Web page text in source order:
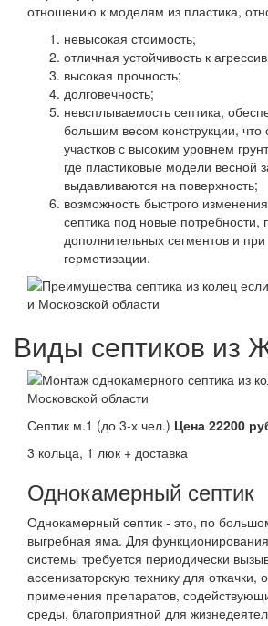
отношению к моделям из пластика,
невысокая стоимость;
отличная устойчивость к
высокая прочность;
долговечность;
невсплываемость септика,
большим весом конструкции, что
участков с высоким уровнем
где пластиковые модели весной
выдавливаются на поверхность;
возможность быстрого
септика под новые потребности,
дополнительных сегментов и
герметизации.
Виды септиков из
Септик м.1 (до 3-х чел.) Цена 22200
3 кольца, 1 люк + доставка
Однокамерный септик
Однокамерный септик - это, по
выгребная яма. Для
системы требуется периодически
ассенизаторскую технику для откачки,
применения препаратов,
среды, благоприятной для